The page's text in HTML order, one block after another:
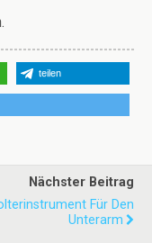
teilen
Nächster Beitrag
Für Den
Unterarm